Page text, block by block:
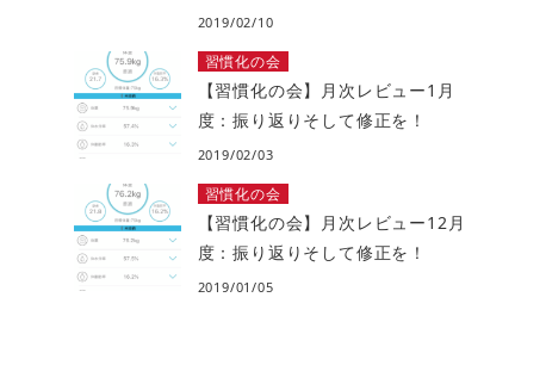
2019/02/10
習慣化の会
【習慣化の会】月次レビュー1月
度：振り返りそして修正を！
2019/02/03
習慣化の会
【習慣化の会】月次レビュー12月
度：振り返りそして修正を！
2019/01/05